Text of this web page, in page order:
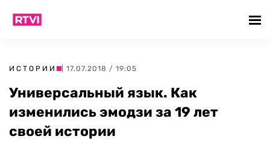
ИСТОРИИ | 17.07.2018 / 19:05
Универсальный язык. Как
изменились эмодзи за 19 лет
своей истории